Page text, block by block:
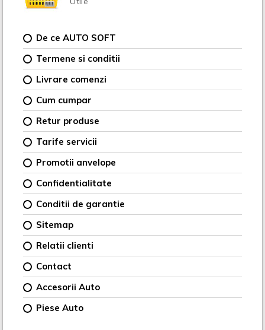
De ce AUTO SOFT
Termene si conditii
Livrare comenzi
Cum cumpar
Retur produse
Tarife servicii
Promotii anvelope
Confidentialitate
Conditii de garantie
Sitemap
Relatii clienti
Contact
Accesorii Auto
Piese Auto